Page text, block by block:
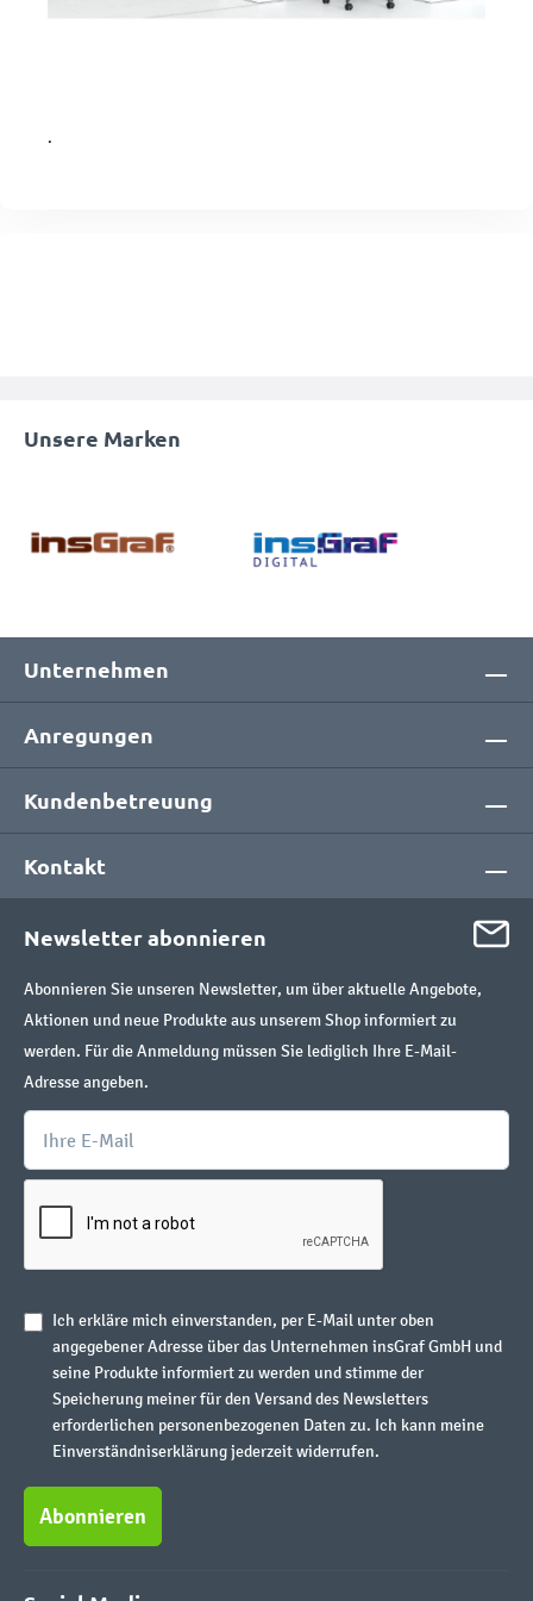
.
Unsere Marken
Unternehmen
Anregungen
Kundenbetreuung
Kontakt
Newsletter abonnieren
Abonnieren Sie unseren Newsletter, um über aktuelle Angebote,
Aktionen und neue Produkte aus unserem Shop informiert zu
werden. Für die Anmeldung müssen Sie lediglich Ihre E-Mail-
Adresse angeben.
Ich erkläre mich einverstanden, per E-Mail unter oben
angegebener Adresse über das Unternehmen insGraf GmbH und
seine Produkte informiert zu werden und stimme der
Speicherung meiner für den Versand des Newsletters
erforderlichen personenbezogenen Daten zu. Ich kann meine
Einverständniserklärung jederzeit widerrufen.
Abonnieren